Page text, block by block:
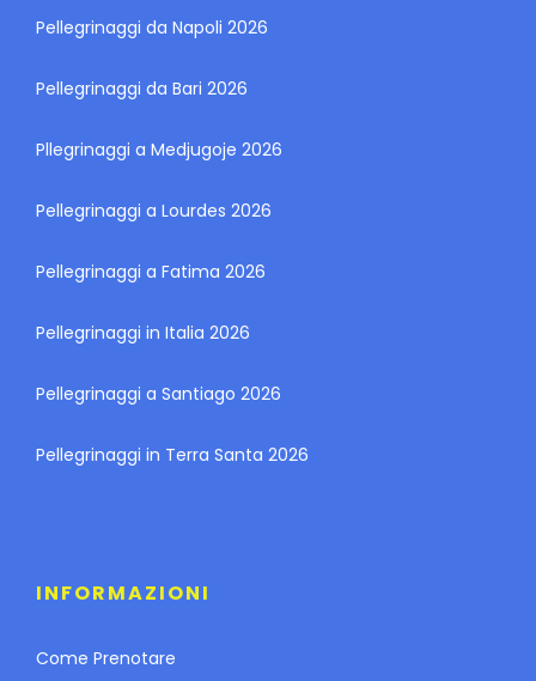
Pellegrinaggi da Napoli 2026
Pellegrinaggi da Bari 2026
Pllegrinaggi a Medjugoje 2026
Pellegrinaggi a Lourdes 2026
Pellegrinaggi a Fatima 2026
Pellegrinaggi in Italia 2026
Pellegrinaggi a Santiago 2026
Pellegrinaggi in Terra Santa 2026
INFORMAZIONI
Come Prenotare